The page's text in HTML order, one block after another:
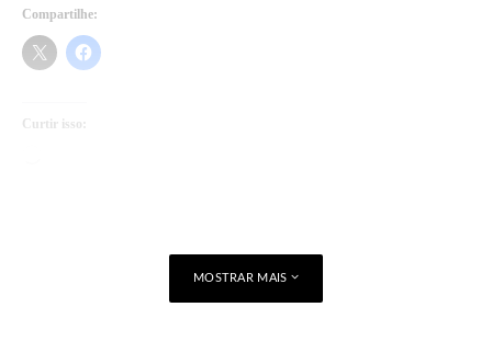
Compartilhe:
Curtir isso:
MOSTRAR MAIS